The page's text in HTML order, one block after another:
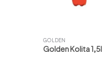
GOLDEN
Golden Kolita 1,5l